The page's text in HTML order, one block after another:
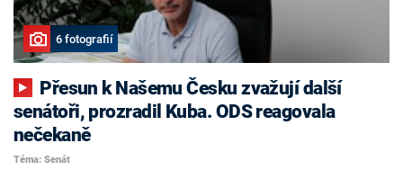
6 fotografií
senátoři, prozradil Kuba. ODS reagovala
nečekaně
Téma: Senát